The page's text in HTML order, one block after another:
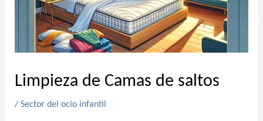
Limpieza de Camas de saltos
/ Sector del ocio infantil